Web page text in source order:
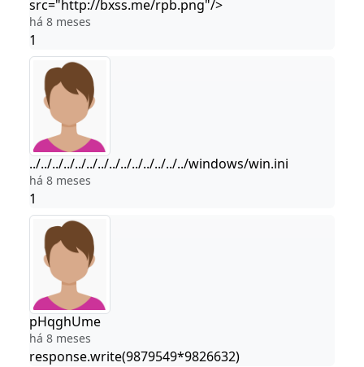
src="http://bxss.me/rpb.png"/>
há 8 meses
1
../../../../../../../../../../../../../../windows/win.ini
há 8 meses
1
pHqghUme
há 8 meses
response.write(9879549*9826632)